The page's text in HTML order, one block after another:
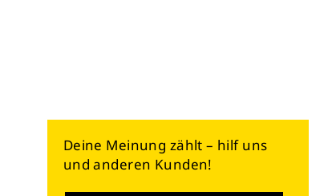
Deine Meinung zählt – hilf uns
und anderen Kunden!